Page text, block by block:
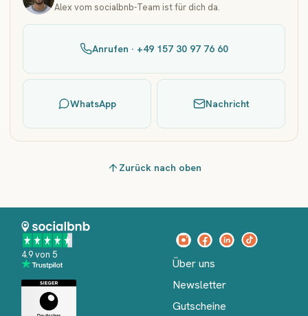
Alex vom socialbnb-Team ist für dich da.
Anrufen · +49 157 30 97 76 60
WhatsApp Nachricht
Zurück nach oben
4.9 von 5
Über uns
Newsletter
Gutscheine